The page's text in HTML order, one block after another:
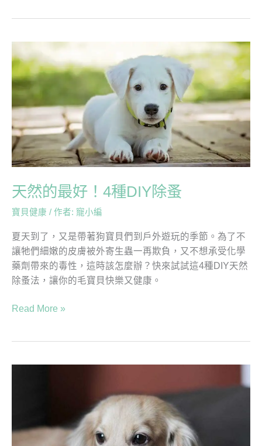
天然的最好！4種DIY除蚤
寶貝健康 / 作者: 寵小編
夏天到了，又是帶著狗寶貝們到戶外遊玩的季節。為了不
讓牠們細嫩的皮膚被外寄生蟲一再欺負，又不想承受化學
藥劑帶來的毒性，這時該怎麼辦？快來試試這4種DIY天然
除蚤法，讓你的毛寶貝快樂又健康。
然
的
最
好！
4
種
DIY
除
Read More »
胃